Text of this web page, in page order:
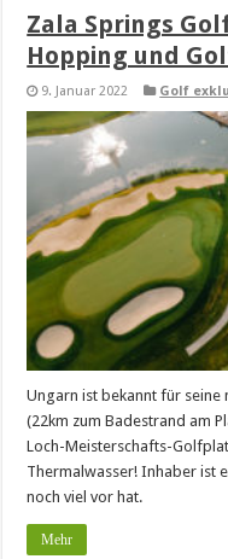
Zala Springs
Hopping und
9. Januar 2022 Golf
Ungarn ist bekannt für seine
(22km zum Badestrand am
Loch-Meisterschafts-
Thermalwasser! Inhaber ist
noch viel vor hat.
Mehr